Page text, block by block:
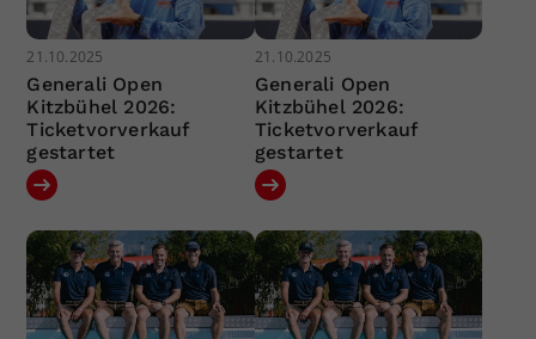
21.10.2025
Generali Open
Kitzbühel 2026:
Ticketvorverkauf
gestartet
21.10.2025
Generali Open
Kitzbühel 2026:
Ticketvorverkauf
gestartet